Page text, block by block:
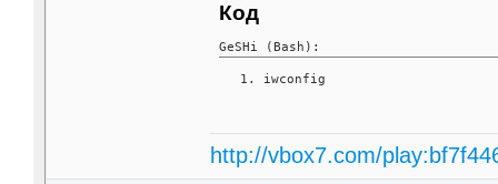
Код
GeSHi (Bash):
iwconfig
http://vbox7.com/